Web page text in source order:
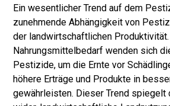
Ein wesentlicher Trend auf dem
zunehmende Abhängigkeit von
der landwirtschaftlichen
Nahrungsmittelbedarf wenden sich
Pestizide, um die Ernte vor
höhere Erträge und Produkte in
gewährleisten. Dieser Trend